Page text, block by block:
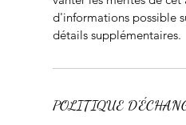
d'informations possible
détails supplémentaires.
POLITIQUE